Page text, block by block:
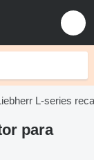
L-series
para